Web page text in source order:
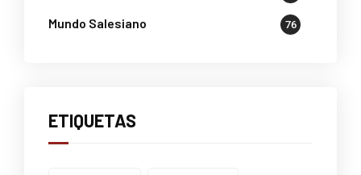
Mundo Salesiano 76
ETIQUETAS